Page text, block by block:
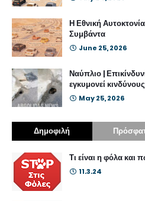
Η Εθνική
Συμβάντα
June 25, 2026
Ναύπλιο |
εγκυμονεί
May 25, 2026
Δημοφιλή
Τι είναι η φόλα και
11.3.24